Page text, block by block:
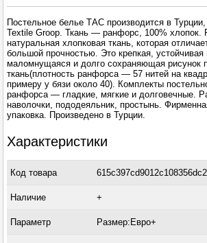
Постельное белье ТАС производится в
Textile Groop. Ткань — ранфорс, 100% хлопок.
натуральная хлопковая ткань, которая
большой прочностью. Это крепкая, устойчивая
маломнущаяся и долго сохраняющая рисунок
ткань(плотность ранфорса — 57 нитей на
примеру у бязи около 40). Комплекты
ранфорса — гладкие, мягкие и долговечные.
наволочки, пододеяльник, простынь.
упаковка. Произведено в Турции.
Характеристики
Код товара
Наличие +
Параметр Размер:Евро+